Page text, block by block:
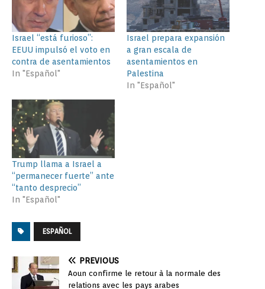
Israel “está furioso”:
EEUU impulsó el voto en
contra de asentamientos
In "Español"
Israel prepara expansión
a gran escala de
asentamientos en
Palestina
In "Español"
Trump llama a Israel a
“permanecer fuerte” ante
“tanto desprecio”
In "Español"
ESPAÑOL
PREVIOUS
Aoun confirme le retour à la normale des
relations avec les pays arabes